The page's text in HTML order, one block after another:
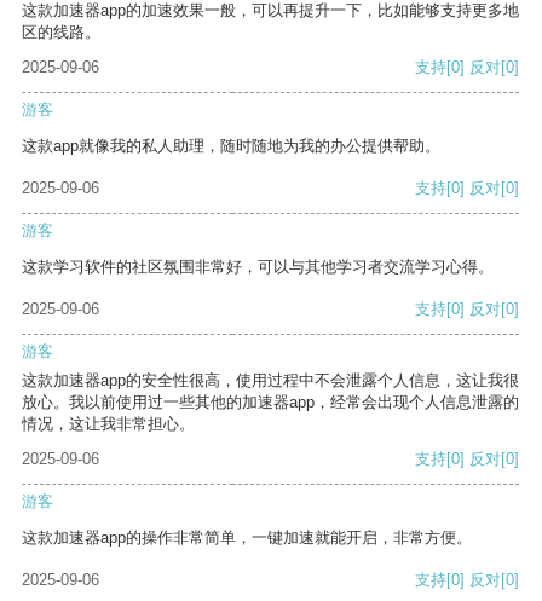
这款加速器app的加速效果一般，可以再提升一下，比如能够支持更多地
区的线路。
2025-09-06
支持[0] 反对[0]
游客
这款app就像我的私人助理，随时随地为我的办公提供帮助。
2025-09-06 支持[0] 反对[0]
游客
这款学习软件的社区氛围非常好，可以与其他学习者交流学习心得。
2025-09-06 支持[0] 反对[0]
游客
这款加速器app的安全性很高，使用过程中不会泄露个人信息，这让我很
放心。我以前使用过一些其他的加速器app，经常会出现个人信息泄露的
情况，这让我非常担心。
2025-09-06
支持[0] 反对[0]
游客
这款加速器app的操作非常简单，一键加速就能开启，非常方便。
2025-09-06 支持[0] 反对[0]